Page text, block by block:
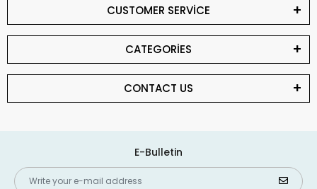
CUSTOMER SERVİCE
CATEGORİES
CONTACT US
E-Bulletin